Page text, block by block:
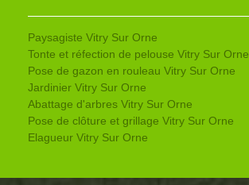
Paysagiste Vitry Sur Orne
Tonte et réfection de pelouse Vitry Sur Orne
Pose de gazon en rouleau Vitry Sur Orne
Jardinier Vitry Sur Orne
Abattage d'arbres Vitry Sur Orne
Pose de clôture et grillage Vitry Sur Orne
Elagueur Vitry Sur Orne